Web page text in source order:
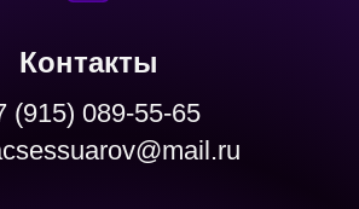
Контакты
(915) 089-55-65